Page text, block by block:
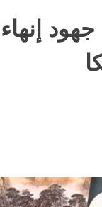
إنهاء